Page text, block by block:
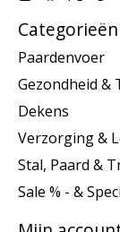
Categorieën
Paardenvoer
Gezondheid &
Dekens
Verzorging &
Stal, Paard &
Sale % - &